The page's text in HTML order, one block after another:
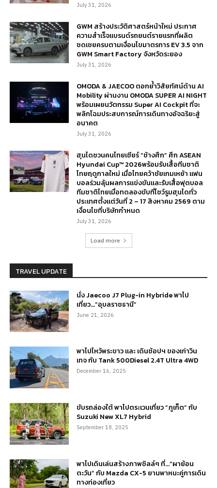
July 31, 2026
GWM สร้างประวัติศาสตร์หน้าใหม่ ประกาศ
ความสำเร็จแบรนด์รถยนต์รายแรกที่ผลิต
ชดเชยครบตามเงื่อนไขมาตรการ EV 3.5 จาก
GWM Smart Factory จังหวัดระยอง
July 31, 2026
OMODA & JAECOO ตอกย้ำวิสัยทัศน์ด้าน AI
Mobility ผ่านงาน OMODA SUPER AI NIGHT
พร้อมเผยนวัตกรรม Super AI Cockpit ที่จะ
พลิกโฉมประสบการณ์การเดินทางอัจฉริยะสู่
อนาคต
July 31, 2026
ฮุนไดชวนคนไทยเชียร์ “ช้างศึก” ศึก ASEAN
Hyundai Cup™ 2026พร้อมรับเสื้อทีมชาติ
ไทยฤดูกาลใหม่ เมื่อไทยคว้าชัยเกมเหย้า แฟน
บอลร่วมลุ้นผลการแข่งขันและรับเสื้อฟุตบอล
ทีมชาติไทยเมื่อทดลองขับที่โชว์รูมฮุนไดทั่ว
ประเทศตั้งแต่วันที่ 2 – 17 สิงหาคม 2569 ตาม
เงื่อนไขที่บริษัทกำหนด
July 31, 2026
Load more
TRAVEL UPDATE
นั่ง Jaecoo J7 Plug-in Hybride พาไป
เที่ยว…”อุบลราชธานี”
June 21, 2026
พาไปไหว้พระขาว และ เดินช้อปฯ ของเก่าวิน
เทจ กับ Tank 500Diesel 2.4T Ultra 4WD
December 16, 2025
ขับรถล่องใต้ พาไปตระเวนเที่ยว “ภูเก็ต” กับ
Suzuki New XL7 Hybrid
September 18, 2025
พาไปเดินเล่นสร้างภาพชิลล์ๆ ที่…“ผาย้อน
ตะวัน” กับ Mazda CX-5 ยานพาหนะคู่การเดิน
ทางท่องเที่ยว